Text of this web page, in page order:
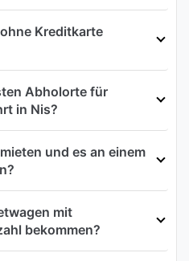
Kreditkarte
Abholorte für
in Nis?
und es an einem
mit
bekommen?